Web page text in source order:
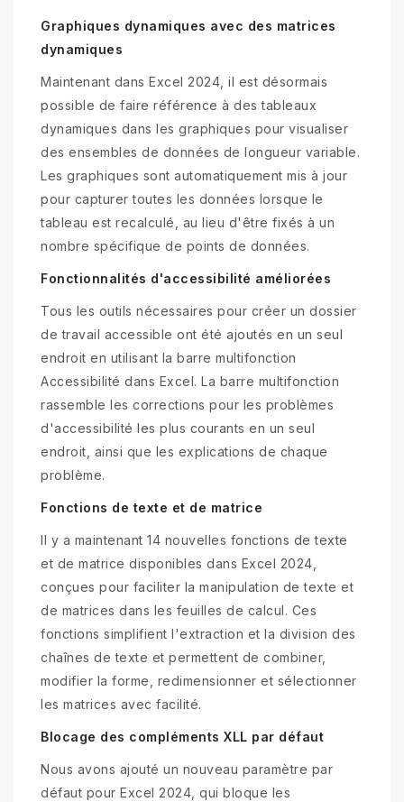
Graphiques dynamiques avec des matrices
dynamiques
Maintenant dans Excel 2024, il est désormais
possible de faire référence à des tableaux
dynamiques dans les graphiques pour visualiser
des ensembles de données de longueur variable.
Les graphiques sont automatiquement mis à jour
pour capturer toutes les données lorsque le
tableau est recalculé, au lieu d'être fixés à un
nombre spécifique de points de données.
Fonctionnalités d'accessibilité améliorées
Tous les outils nécessaires pour créer un dossier
de travail accessible ont été ajoutés en un seul
endroit en utilisant la barre multifonction
Accessibilité dans Excel. La barre multifonction
rassemble les corrections pour les problèmes
d'accessibilité les plus courants en un seul
endroit, ainsi que les explications de chaque
problème.
Fonctions de texte et de matrice
Il y a maintenant 14 nouvelles fonctions de texte
et de matrice disponibles dans Excel 2024,
conçues pour faciliter la manipulation de texte et
de matrices dans les feuilles de calcul. Ces
fonctions simplifient l'extraction et la division des
chaînes de texte et permettent de combiner,
modifier la forme, redimensionner et sélectionner
les matrices avec facilité.
Blocage des compléments XLL par défaut
Nous avons ajouté un nouveau paramètre par
défaut pour Excel 2024, qui bloque les